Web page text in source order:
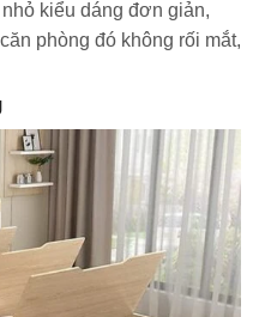
kiểu dáng đơn giản,
phòng đó không rối mắt,